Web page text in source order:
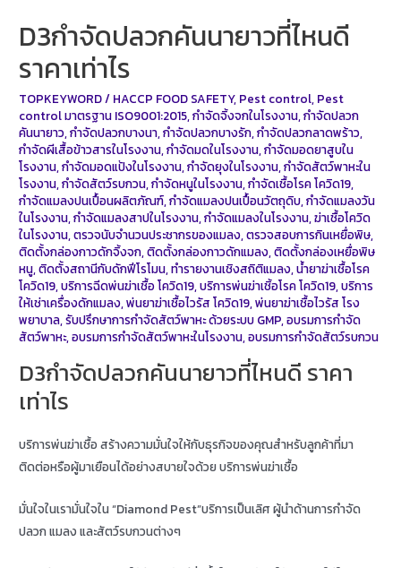
D3กำจัดปลวกคันนายาวที่ไหนดี
ราคาเท่าไร
TOPKEYWORD/ HACCP FOOD SAFETY, Pest control, Pest
control มาตรฐาน ISO9001:2015,กำจัดจิ้งจกในโรงงาน,กำจัดปลวก
คันนายาว,กำจัดปลวกบางนา,กำจัดปลวกบางรัก,กำจัดปลวกลาดพร้าว,
กำจัดผีเสื้อข้าวสารในโรงงาน,กำจัดมดในโรงงาน,กำจัดมอดยาสูบใน
โรงงาน,กำจัดมอดแป้งในโรงงาน,กำจัดยุงในโรงงาน,กำจัดสัตว์พาหะใน
โรงงาน,กำจัดสัตว์รบกวน,กำจัดหนูในโรงงาน,กำจัดเชื้อโรค โควิด19,
กำจัดแมลงปนเปื้อนผลิตภัณฑ์,กำจัดแมลงปนเปื้อนวัตถุดิบ,กำจัดแมลงวัน
ในโรงงาน,กำจัดแมลงสาปในโรงงาน,กำจัดแมลงในโรงงาน,ฆ่าเชื้อโควิด
ในโรงงาน,ตรวจนับจำนวนประชากรของแมลง,ตรวจสอบการกินเหยื่อพิษ,
ติดตั้งกล่องกาวดักจิ้งจก,ติดตั้งกล่องกาวดักแมลง,ติดตั้งกล่องเหยื่อพิษ
หนู,ติดตั้งสถานีกับดักฟีโรโมน,ทำรายงานเชิงสถิติแมลง,น้ำยาฆ่าเชื้อโรค
โควิด19,บริการฉีดพ่นฆ่าเชื้อ โควิด19,บริการพ่นฆ่าเชิ้อโรค โควิด19,บริการ
ให้เช่าเครื่องดักแมลง,พ่นยาฆ่าเชื้อไวรัส โควิด19,พ่นยาฆ่าเชื้อไวรัส โรง
พยาบาล,รับปรึกษาการกำจัดสัตว์พาหะ ด้วยระบบ GMP,อบรมการกำจัด
สัตว์พาหะ,อบรมการกำจัดสัตว์พาหะในโรงงาน,อบรมการกำจัดสัตว์รบกวน
D3กำจัดปลวกคันนายาวที่ไหนดี ราคา
เท่าไร
บริการพ่นฆ่าเชื้อ สร้างความมั่นใจให้กับธุรกิจของคุณสำหรับลูกค้าที่มา
ติดต่อหรือผู้มาเยือนได้อย่างสบายใจด้วย บริการพ่นฆ่าเชื้อ
มั่นใจในเรามั่นใจใน “Diamond Pest”บริการเป็นเลิศ ผู้นำด้านการกำจัด
ปลวก แมลง และสัตว์รบกวนต่างๆ